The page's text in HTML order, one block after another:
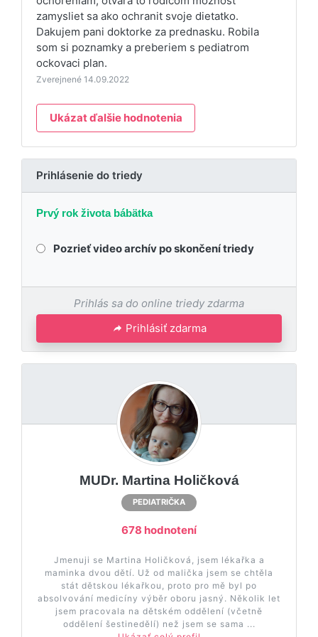
zamysliet sa ako ochranit svoje dietatko.
Dakujem pani doktorke za prednasku. Robila
som si poznamky a preberiem s pediatrom
ockovaci plan.
Zverejnené 14.09.2022
Ukázat ďalšie hodnotenia
Prihlásenie do triedy
Prvý rok života bábätka
Pozrieť video archív po skončení triedy
Prihlás sa do online triedy zdarma
Prihlásiť zdarma
MUDr. Martina Holičková
PEDIATRIČKA
678 hodnotení
Jmenuji se Martina Holičková, jsem lékařka a
maminka dvou dětí. Už od malička jsem se chtěla
stát dětskou lékařkou, proto pro mě byl po
absolvování medicíny výběr oboru jasný. Několik let
jsem pracovala na dětském oddělení (včetně
oddělení šestinedělí) než jsem se sama ...